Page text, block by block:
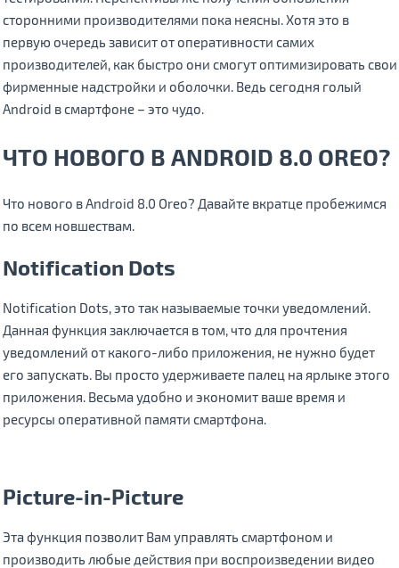
сторонними производителями пока неясны. Хотя это в
первую очередь зависит от оперативности самих
производителей, как быстро они смогут оптимизировать свои
фирменные надстройки и оболочки. Ведь сегодня голый
Android в смартфоне – это чудо.
ЧТО НОВОГО В ANDROID 8.0 OREO?
Что нового в Android 8.0 Oreo? Давайте вкратце пробежимся
по всем новшествам.
Notification Dots
Notification Dots, это так называемые точки уведомлений.
Данная функция заключается в том, что для прочтения
уведомлений от какого-либо приложения, не нужно будет
его запускать. Вы просто удерживаете палец на ярлыке этого
приложения. Весьма удобно и экономит ваше время и
ресурсы оперативной памяти смартфона.
Picture-in-Picture
Эта функция позволит Вам управлять смартфоном и
производить любые действия при воспроизведении видео